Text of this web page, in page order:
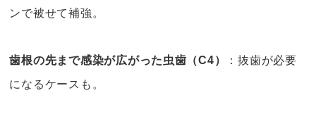
ンで被せて補強。
歯根の先まで感染が広がった虫歯（C4）
：抜歯が必要
になるケースも。